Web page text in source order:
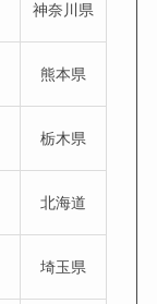
神奈川県
熊本県
栃木県
北海道
埼玉県